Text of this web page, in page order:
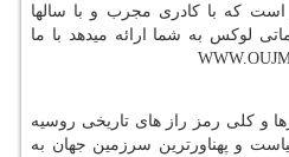
است که با کادری مجرب و با سالها
لوکس به شما ارائه میدهد با ما
و کلی رمز راز های تاریخی روسیه
و پهناورترین سرزمین جهان به